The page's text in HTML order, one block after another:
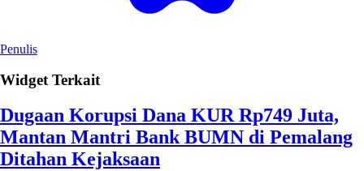
Penulis
Widget Terkait
Dugaan Korupsi Dana KUR Rp749 Juta,
Mantan Mantri Bank BUMN di Pemalang
Ditahan Kejaksaan